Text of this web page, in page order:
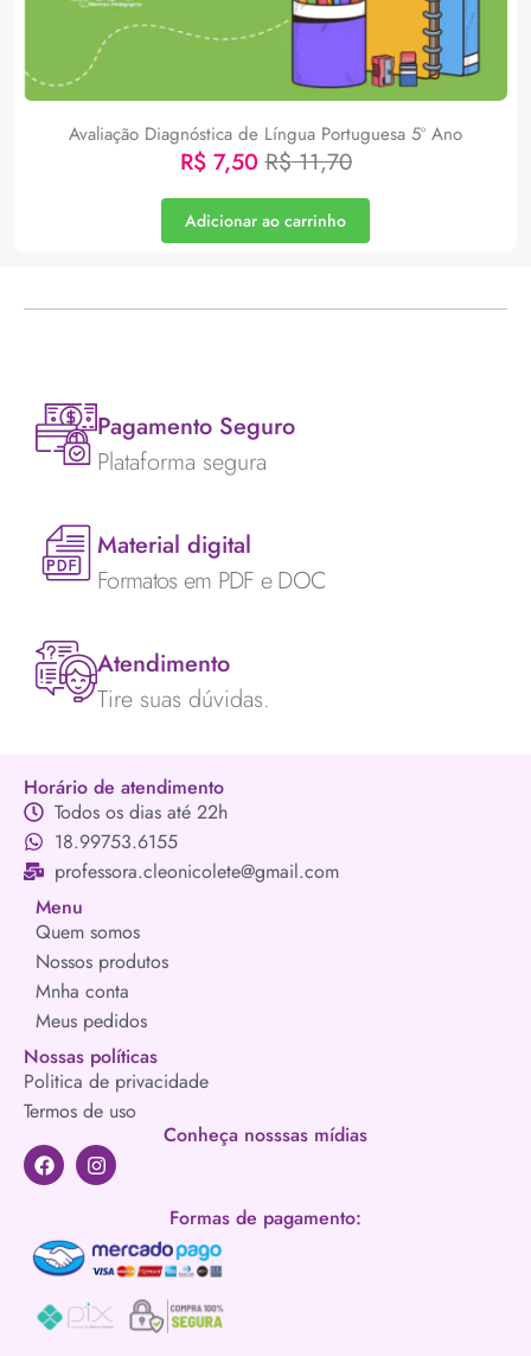
Avaliação Diagnóstica de Língua Portuguesa 5º Ano
R$7,50 R$11,70
Adicionar ao carrinho
Pagamento Seguro
Plataforma segura
Material digital
Formatos em PDF e DOC
Atendimento
Tire suas dúvidas.
Horário de atendimento
Todos os dias até 22h
18.99753.6155
professora.cleonicolete@gmail.com
Menu
Quem somos
Nossos produtos
Mnha conta
Meus pedidos
Nossas políticas
Politica de privacidade
Termos de uso
Conheça nosssas mídias
Formas de pagamento: